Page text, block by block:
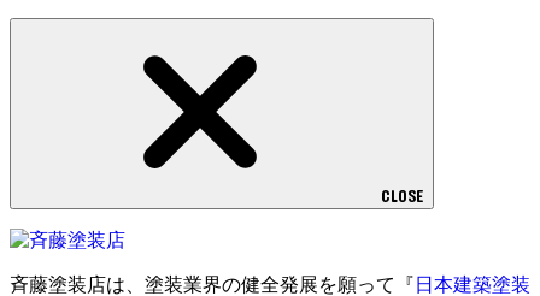
CLOSE
斉藤塗装店は、塗装業界の健全発展を願って『 日本建築塗装